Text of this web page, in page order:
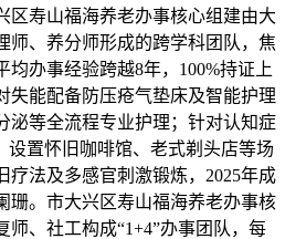
区寿山福海养老办事核心组建由大
师、养分师形成的跨学科团队，焦
均办事经验跨越8年，100%持证上
失能配备防压疮气垫床及智能护理
泌等全流程专业护理；针对认知症
设置怀旧咖啡馆、老式剃头店等场
疗法及多感官刺激锻炼，2025年成
珊。市大兴区寿山福海养老办事核
师、社工构成“1+4”办事团队，每